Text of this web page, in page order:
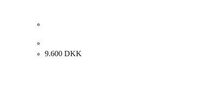
9.600 DKK